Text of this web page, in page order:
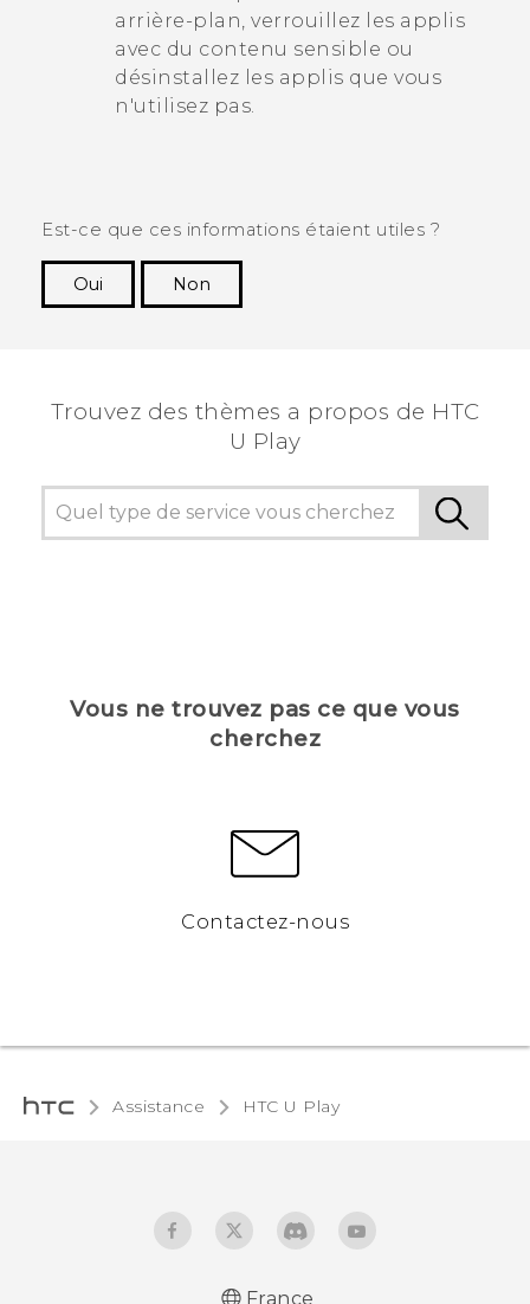
arrière-plan, verrouillez les applis
avec du contenu sensible ou
désinstallez les applis que vous
n'utilisez pas.
Est-ce que ces informations étaient utiles ?
Oui
Non
Trouvez des thèmes a propos de HTC
U Play
Vous ne trouvez pas ce que vous
cherchez
Contactez-nous
Assistance HTC U Play‎
France